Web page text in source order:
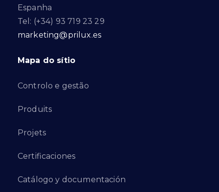
Espanha
Tel: (+34) 93 719 23 29
marketing@prilux.es
Mapa do sítio
Controlo e gestão
Produits
Projets
Certificaciones
Catálogo y documentación